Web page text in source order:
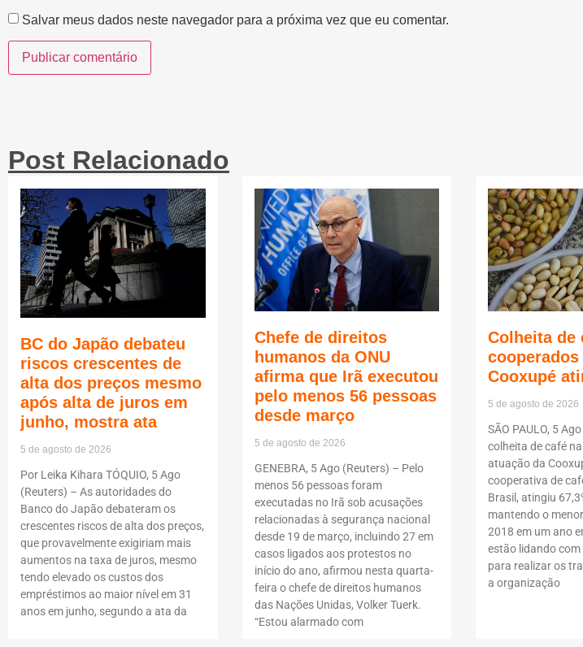
Salvar meus dados neste navegador para a próxima vez que eu comentar.
Post Relacionado
BC do Japão debateu
riscos crescentes de
alta dos preços mesmo
após alta de juros em
junho, mostra ata
5 de agosto de 2026
Por Leika Kihara TÓQUIO, 5 Ago
(Reuters) – As autoridades do
Banco do Japão debateram os
crescentes riscos de alta dos preços,
que provavelmente exigiriam mais
aumentos na taxa de juros, mesmo
tendo elevado os custos dos
empréstimos ao maior nível em 31
anos em junho, segundo a ata da
Chefe de direitos
humanos da ONU
afirma que Irã executou
pelo menos 56 pessoas
desde março
5 de agosto de 2026
GENEBRA, 5 Ago (Reuters) – Pelo
menos 56 pessoas foram
executadas no Irã sob acusações
relacionadas à segurança nacional
desde 19 de março, incluindo 27 em
casos ligados aos protestos no
início do ano, afirmou nesta quarta-
feira o chefe de direitos humanos
das Nações Unidas, Volker Tuerk.
“Estou alarmado com
Colheita de
cooperados
Cooxupé
5 de agosto de 2026
SÃO PAULO, 5
colheita de café
atuação da
cooperativa de
Brasil, atingiu
mantendo o
2018 em um ano
estão lidando
para realizar os
a organização